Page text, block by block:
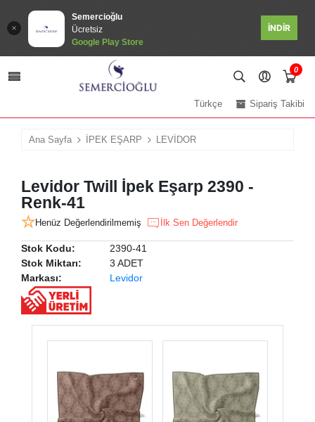
Semercioğlu
Ücretsiz
Google Play Store
İNDİR
0
Sipariş Takibi
Türkçe
Ana Sayfa İPEK EŞARP LEVİDOR
Levidor Twill İpek Eşarp 2390 -
Renk-41
Henüz Değerlendirilmemiş İlk Sen Değerlendir
Stok Kodu:
2390-41
Stok Miktarı:
3 ADET
Markası:
Levidor